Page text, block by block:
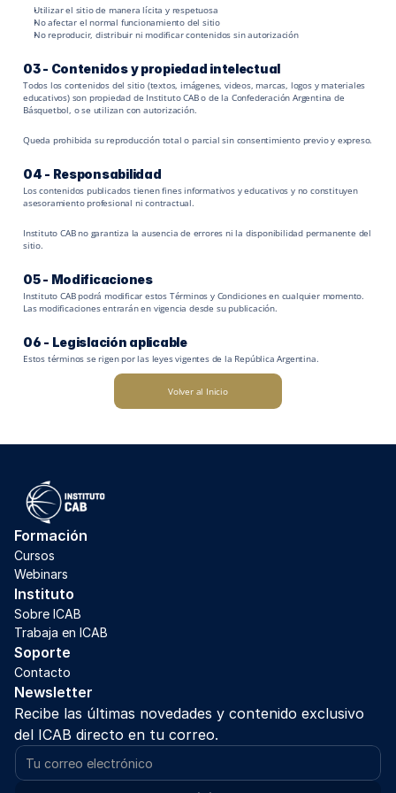
Utilizar el sitio de manera lícita y respetuosa
No afectar el normal funcionamiento del sitio
No reproducir, distribuir ni modificar contenidos sin autorización
03 - Contenidos y propiedad intelectual
Todos los contenidos del sitio (textos, imágenes, videos, marcas, logos y materiales
educativos) son propiedad de Instituto CAB o de la Confederación Argentina de
Básquetbol, o se utilizan con autorización.
Queda prohibida su reproducción total o parcial sin consentimiento previo y expreso.
04 - Responsabilidad
Los contenidos publicados tienen fines informativos y educativos y no constituyen
asesoramiento profesional ni contractual.
Instituto CAB no garantiza la ausencia de errores ni la disponibilidad permanente del
sitio.
05 - Modificaciones
Instituto CAB podrá modificar estos Términos y Condiciones en cualquier momento.
Las modificaciones entrarán en vigencia desde su publicación.
06 - Legislación aplicable
Estos términos se rigen por las leyes vigentes de la República Argentina.
Volver al Inicio
Formación
Cursos
Webinars
Instituto
Sobre ICAB
Trabaja en ICAB
Soporte
Contacto
Newsletter
Recibe las últimas novedades y contenido exclusivo
del ICAB directo en tu correo.